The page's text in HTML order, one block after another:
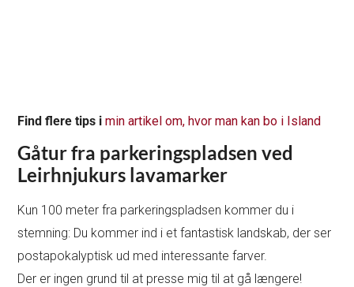
Find flere tips i min artikel om, hvor man kan bo i Island
Gåtur fra parkeringspladsen ved
Leirhnjukurs lavamarker
Kun 100 meter fra parkeringspladsen kommer du i
stemning: Du kommer ind i et fantastisk landskab, der ser
postapokalyptisk ud med interessante farver.
Der er ingen grund til at presse mig til at gå længere!